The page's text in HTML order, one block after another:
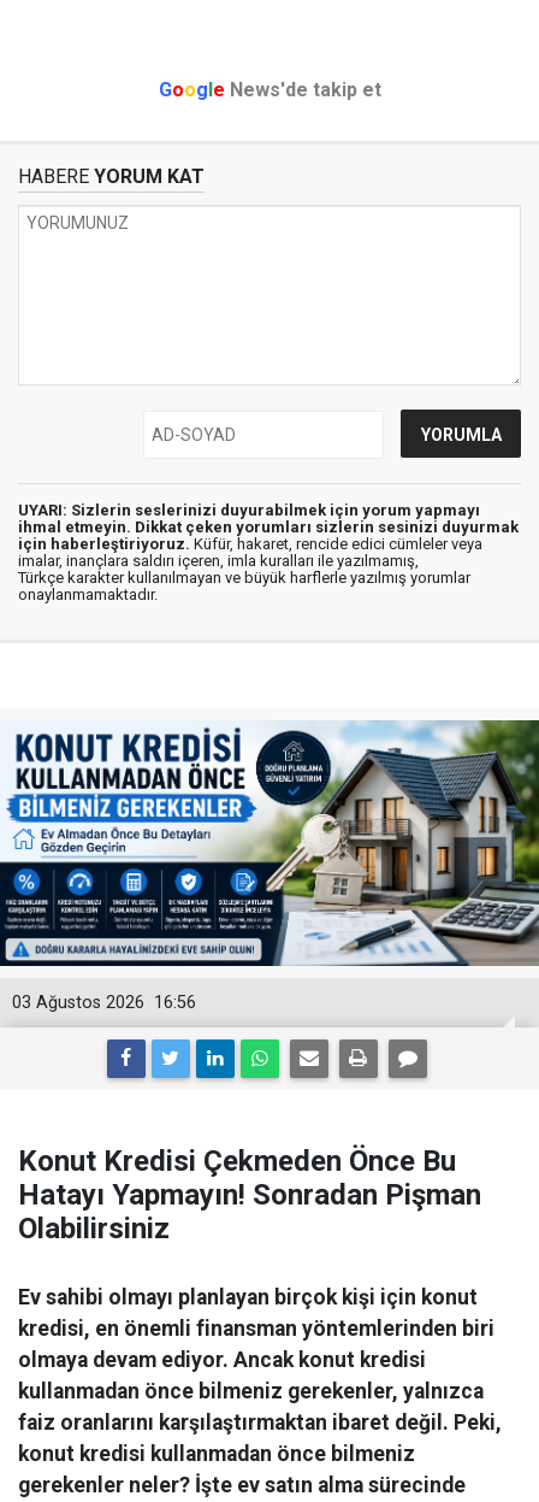
Google News'de takip et
HABERE YORUM KAT
UYARI: Sizlerin seslerinizi duyurabilmek için yorum yapmayı
ihmal etmeyin. Dikkat çeken yorumları sizlerin sesinizi duyurmak
için haberleştiriyoruz. Küfür, hakaret, rencide edici cümleler veya
imalar, inançlara saldırı içeren, imla kuralları ile yazılmamış,
Türkçe karakter kullanılmayan ve büyük harflerle yazılmış yorumlar
onaylanmamaktadır.
16:56
03 Ağustos 2026
Konut Kredisi Çekmeden Önce Bu
Hatayı Yapmayın! Sonradan Pişman
Olabilirsiniz
Ev sahibi olmayı planlayan birçok kişi için konut
kredisi, en önemli finansman yöntemlerinden biri
olmaya devam ediyor. Ancak konut kredisi
kullanmadan önce bilmeniz gerekenler, yalnızca
faiz oranlarını karşılaştırmaktan ibaret değil. Peki,
konut kredisi kullanmadan önce bilmeniz
gerekenler neler? İşte ev satın alma sürecinde